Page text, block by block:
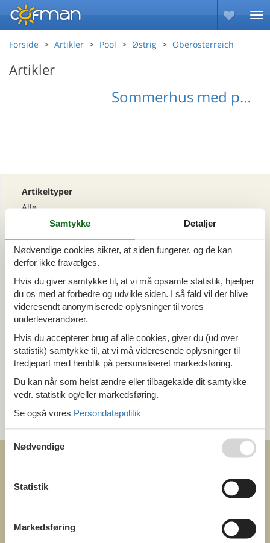
Forside Artikler Pool Østrig Oberösterreich
Artikler
Sommerhus med pool Oberösterreich
Artikeltyper
Alle
Din Cofman ferie
Område
Østrig
Oberösterreich
Alle
Pool
Kategori
Alle
Attraktioner
Samtykke Detaljer
Nødvendige cookies sikrer, at siden fungerer, og de kan
derfor ikke fravælges.
Hvis du giver samtykke til, at vi må opsamle statistik, hjælper
du os med at forbedre og udvikle siden. I så fald vil der blive
videresendt anonymiserede oplysninger til vores
underleverandører.
Hvis du accepterer brug af alle cookies, giver du (ud over
statistik) samtykke til, at vi må videresende oplysninger til
tredjepart med henblik på personaliseret markedsføring.
Du kan når som helst ændre eller tilbagekalde dit samtykke
vedr. statistik og/eller markedsføring.
Se også vores Persondatapolitik
Nødvendige
Statistik
Markedsføring